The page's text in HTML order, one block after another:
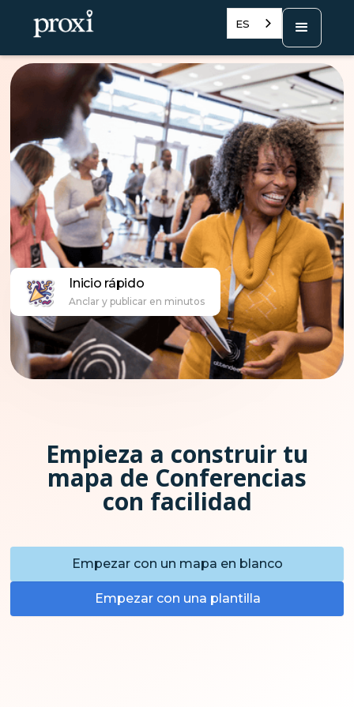
ES
Empieza a construir tu
mapa de Conferencias
con facilidad
Empezar con una plantilla
Empezar con un mapa en blanco
Inicio rápido
Anclar y publicar en minutos